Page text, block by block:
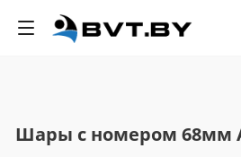
Шары с номером 68мм